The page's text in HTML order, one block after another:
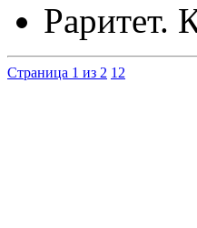
Раритет.
Страница 1 из 2 1 2